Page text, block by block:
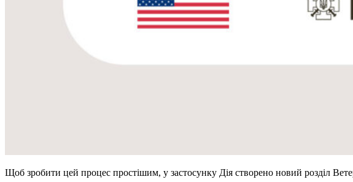
Щоб зробити цей процес простішим, у застосунку Дія створено новий розділ